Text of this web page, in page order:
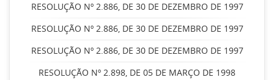
RESOLUÇÃO Nº 2.886, DE 30 DE DEZEMBRO DE 1997
RESOLUÇÃO Nº 2.886, DE 30 DE DEZEMBRO DE 1997
RESOLUÇÃO Nº 2.886, DE 30 DE DEZEMBRO DE 1997
RESOLUÇÃO Nº 2.898, DE 05 DE MARÇO DE 1998